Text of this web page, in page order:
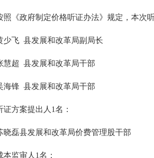
政府制定价格听证办法》规定，本次听
县发展和改革局副局长
超 县发展和改革局干部
锋 县发展和改革局干部
案提出人1名：
县发展和改革局价费管理股干部
审人1名：